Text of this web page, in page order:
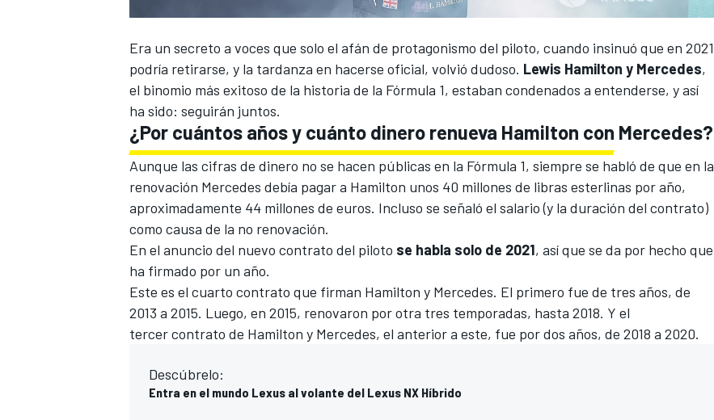
Era un secreto a voces que solo el afán de protagonismo del piloto, cuando insinuó que en 2021
podría retirarse, y la tardanza en hacerse oficial, volvió dudoso. Lewis Hamilton y Mercedes,
el binomio más exitoso de la historia de la Fórmula 1, estaban condenados a entenderse, y así
ha sido: seguirán juntos.
¿Por cuántos años y cuánto dinero renueva Hamilton con Mercedes?
Aunque las cifras de dinero no se hacen públicas en la Fórmula 1, siempre se habló de que en la
renovación Mercedes debía pagar a Hamilton unos 40 millones de libras esterlinas por año,
aproximadamente 44 millones de euros. Incluso se señaló el salario (y la duración del contrato)
como causa de la no renovación.
En el anuncio del nuevo contrato del piloto se habla solo de 2021, así que se da por hecho que
ha firmado por un año.
Este es el cuarto contrato que firman Hamilton y Mercedes. El primero fue de tres años, de
2013 a 2015. Luego, en 2015, renovaron por otra tres temporadas, hasta 2018. Y el
tercercontrato de Hamilton y Mercedes, el anterior a este, fue por dos años, de 2018 a 2020.
Descúbrelo:
Entra en el mundo Lexus al volante del Lexus NX Híbrido